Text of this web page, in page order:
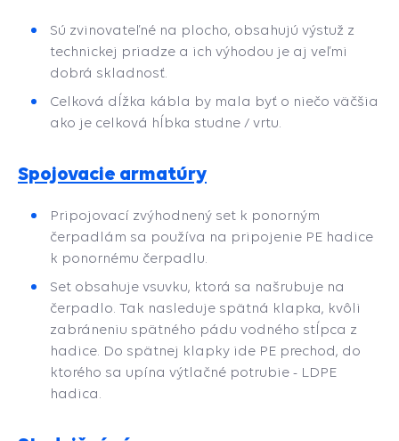
Sú zvinovateľné na plocho, obsahujú výstuž z
technickej priadze a ich výhodou je aj veľmi
dobrá skladnosť.
Celková dĺžka kábla by mala byť o niečo väčšia
ako je celková hĺbka studne / vrtu.
Spojovacie armatúry
Pripojovací zvýhodnený set k ponorným
čerpadlám sa používa na pripojenie PE hadice
k ponornému čerpadlu.
Set obsahuje vsuvku, ktorá sa našrubuje na
čerpadlo. Tak nasleduje spätná klapka, kvôli
zabráneniu spätného pádu vodného stĺpca z
hadice. Do spätnej klapky ide PE prechod, do
ktorého sa upína výtlačné potrubie - LDPE
hadica.